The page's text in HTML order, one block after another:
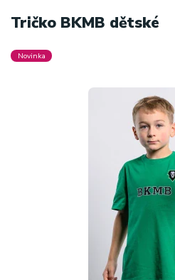
Tričko BKMB dětské
Novinka